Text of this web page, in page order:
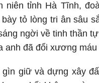
niên tỉnh Hà Tĩnh,
tỏ lòng tri ân sâu
ngời về tinh thần
anh đã đổi xương
giữ và dựng xây